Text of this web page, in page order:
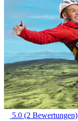
5.0 (2 Bewertungen)